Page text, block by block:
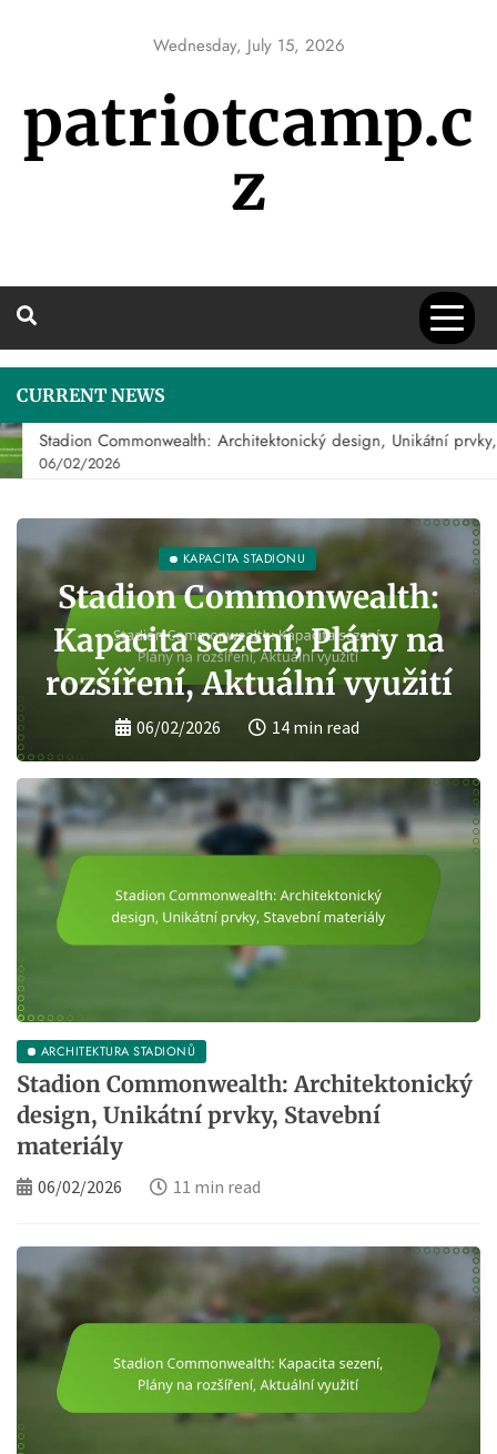
Wednesday, July 15, 2026
patriotcamp.c
z
CURRENT NEWS
Stadion Commonwealth: Architektonický design, Unikátní prvky,
06/02/2026
HISTORIE STADIONU
McMahon Stadium:
Historický význam,
Rekonstrukce, Datum
otevření
04/02/2026 14 min read
ARCHITEKTURA STADIONŮ
Stadion Commonwealth: Architektonický
design, Unikátní prvky, Stavební
materiály
06/02/2026 11 min read